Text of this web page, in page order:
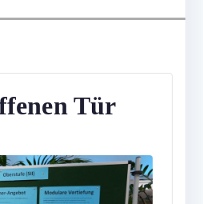
Tür